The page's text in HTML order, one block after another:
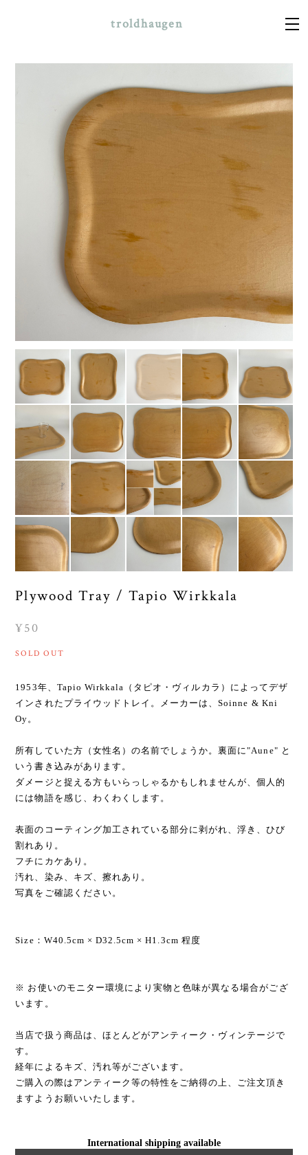
troldhaugen
Plywood Tray / Tapio Wirkkala
¥50
SOLD OUT
1953年、Tapio Wirkkala（タピオ・ヴィルカラ）によってデザ
インされたプライウッドトレイ。メーカーは、Soinne & Kni
Oy。
所有していた方（女性名）の名前でしょうか。裏面に"Aune" と
いう書き込みがあります。
ダメージと捉える方もいらっしゃるかもしれませんが、個人的
には物語を感じ、わくわくします。
表面のコーティング加工されている部分に剥がれ、浮き、ひび
割れあり。
フチにカケあり。
汚れ、染み、キズ、擦れあり。
写真をご確認ください。
Size：W40.5cm × D32.5cm × H1.3cm 程度
※ お使いのモニター環境により実物と色味が異なる場合がござ
います。
当店で扱う商品は、ほとんどがアンティーク・ヴィンテージで
す。
経年によるキズ、汚れ等がございます。
ご購入の際はアンティーク等の特性をご納得の上、ご注文頂き
ますようお願いいたします。
International shipping available